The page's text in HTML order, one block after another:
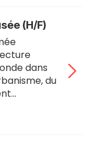
(H/F)
dans
du